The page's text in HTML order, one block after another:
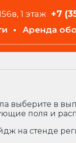
1 этаж +7
Аренда
выберите в
поля и
на стенде